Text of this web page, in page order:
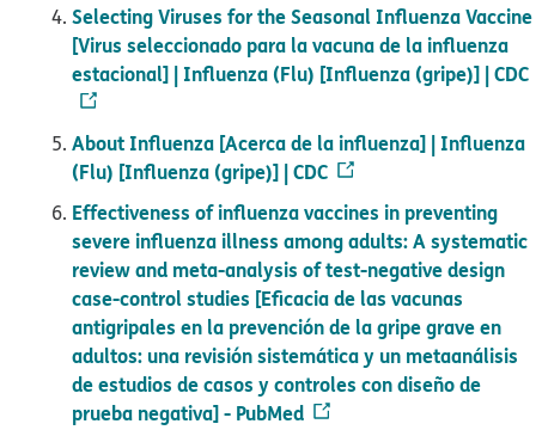
Selecting Viruses for the Seasonal Influenza Vaccine
[Virus seleccionado para la vacuna de la influenza
estacional] | Influenza (Flu) [Influenza (gripe)] | CDC​​
About Influenza [Acerca de la influenza] | Influenza
(Flu) [Influenza (gripe)] | CDC​​
Effectiveness of influenza vaccines in preventing
severe influenza illness among adults: A systematic
review and meta-analysis of test-negative design
case-control studies [Eficacia de las vacunas
antigripales en la prevención de la gripe grave en
adultos: una revisión sistemática y un metaanálisis
de estudios de casos y controles con diseño de
prueba negativa] - PubMed​​